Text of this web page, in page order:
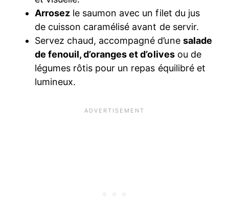
Arrosez le saumon avec un filet du jus
de cuisson caramélisé avant de servir.
Servez chaud, accompagné d’une salade
de fenouil, d’oranges et d’olivesou de
légumes rôtis pour un repas équilibré et
lumineux.